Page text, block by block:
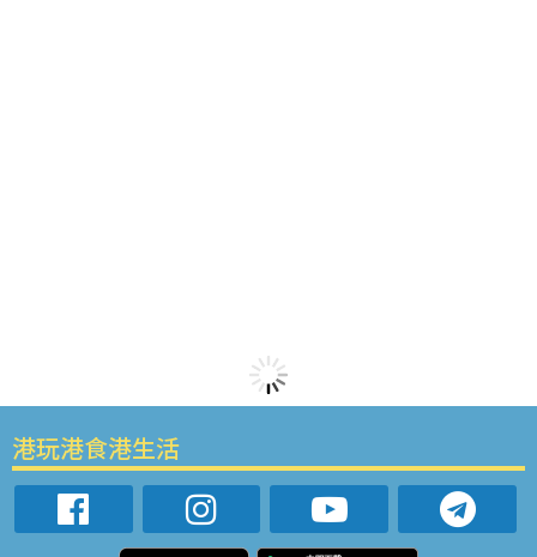
港玩港食港生活